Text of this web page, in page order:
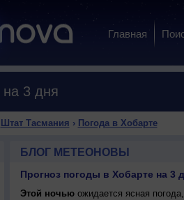
Главная
на 3 дня
Штат Тасмания › Погода в Хобарте
БЛОГ МЕТЕОНОВЫ
Прогноз погоды в Хобарте на 3
Этой ночьюожидается ясная